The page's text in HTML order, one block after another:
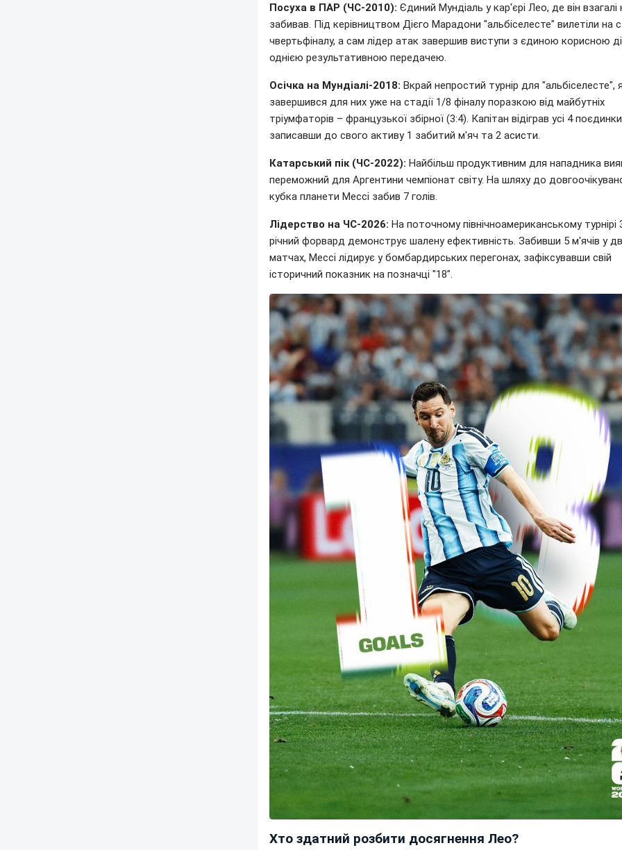
Посуха в ПАР (ЧС-2010): Єдиний Мундіаль у кар'єрі Лео, де він взагалі
забивав. Під керівництвом Дієго Марадони "альбіселесте" вилетіли на
чвертьфіналу, а сам лідер атак завершив виступи з єдиною корисною
однією результативною передачею.
Осічка на Мундіалі-2018: Вкрай непростий турнір для "альбіселесте",
завершився для них уже на стадії 1/8 фіналу поразкою від майбутніх
тріумфаторів – французької збірної (3:4). Капітан відіграв усі 4
записавши до свого активу 1 забитий м'яч та 2 асисти.
Катарський пік (ЧС-2022): Найбільш продуктивним для нападника
переможний для Аргентини чемпіонат світу. На шляху до
кубка планети Мессі забив 7 голів.
Лідерство на ЧС-2026: На поточному північноамериканському турнірі
річний форвард демонструє шалену ефективність. Забивши 5 м'ячів у
матчах, Мессі лідирує у бомбардирських перегонах, зафіксувавши свій
історичний показник на позначці "18".
Хто здатний розбити досягнення Лео?